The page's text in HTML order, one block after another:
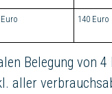
140 Euro
Belegung von 4
aller